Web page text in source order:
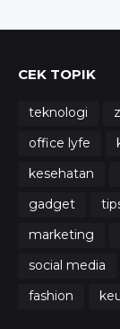
CEK TOPIK
teknologi
office lyfe
kesehatan
gadget
marketing
social media
fashion